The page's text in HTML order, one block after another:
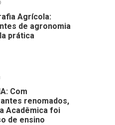
Agrícola:
de agronomia
prática
Com
renomados,
Acadêmica foi
de ensino